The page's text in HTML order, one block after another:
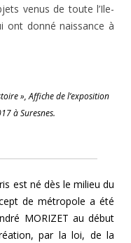
venus de toute l’Ile-
ont donné naissance à
», Affiche de l’exposition
à Suresnes.
est né dès le milieu du
de métropole a été
MORIZET au début
par la loi, de la